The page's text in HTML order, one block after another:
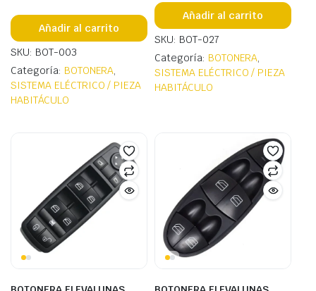
Añadir al carrito
SKU: BOT-003
Categoría: BOTONERA,
SISTEMA ELÉCTRICO / PIEZA
HABITÁCULO
Añadir al carrito
SKU: BOT-027
Categoría: BOTONERA,
SISTEMA ELÉCTRICO / PIEZA
HABITÁCULO